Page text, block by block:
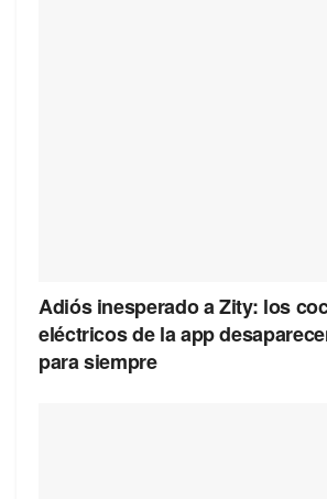
Adiós inesperado a Zity: los
eléctricos de la app
para siempre